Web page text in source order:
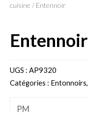
cuisine / Entennoir
entennoir
UGS : AP9320
Catégories : Entonnoirs,